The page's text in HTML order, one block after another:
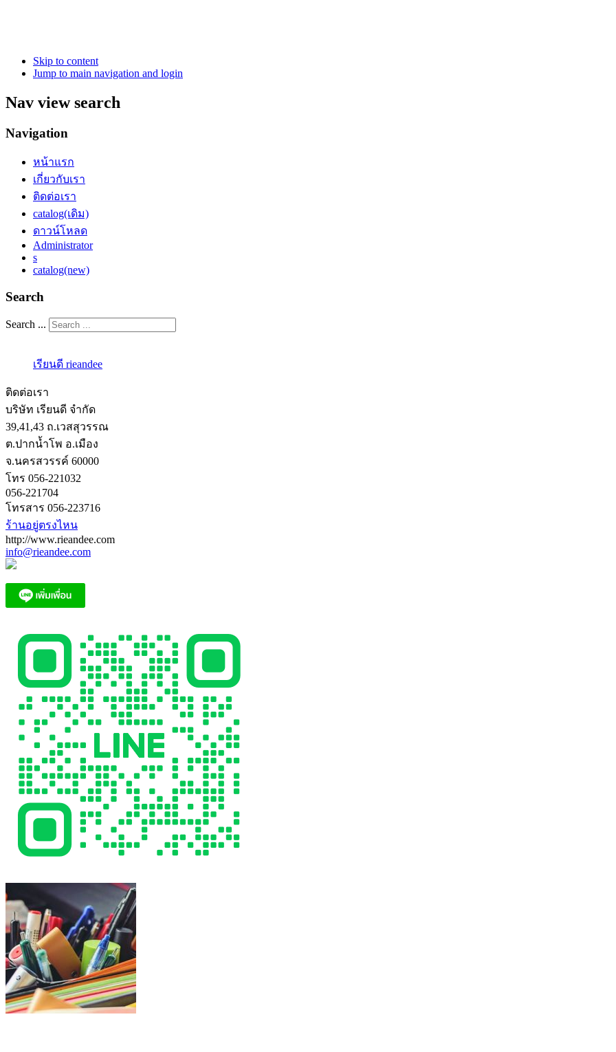
Skip to content
Jump to main navigation and login
Nav view search
Navigation
หน้าแรก
เกี่ยวกับเรา
ติดต่อเรา
catalog(เดิม)
ดาวน์โหลด
Administrator
s
catalog(new)
Search
Search ...
เรียนดี rieandee
ติดต่อเรา
บริษัท เรียนดี จำกัด
39,41,43 ถ.เวสสุวรรณ
ต.ปากน้ำโพ อ.เมือง
จ.นครสวรรค์ 60000
โทร 056-221032
056-221704
โทรสาร 056-223716
ร้านอยู่ตรงไหน
http://www.rieandee.com
info@rieandee.com